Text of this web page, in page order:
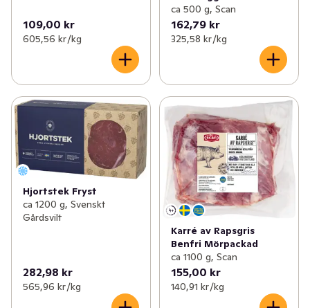
109,00 kr
605,56 kr /kg
ca 500 g, Scan
162,79 kr
325,58 kr /kg
Hjortstek Fryst
ca 1200 g, Svenskt
Gårdsvilt
282,98 kr
565,96 kr /kg
Karré av Rapsgris
Benfri Mörpackad
ca 1100 g, Scan
155,00 kr
140,91 kr /kg